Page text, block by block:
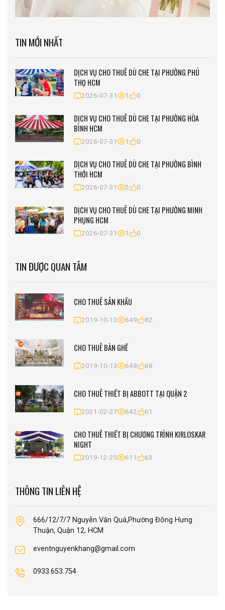
TIN MỚI NHẤT
DỊCH VỤ CHO THUÊ DÙ CHE TẠI PHƯỜNG PHÚ
THỌ HCM
2026-07-31 1 0
DỊCH VỤ CHO THUÊ DÙ CHE TẠI PHƯỜNG HÒA
BÌNH HCM
2026-07-31 1 0
DỊCH VỤ CHO THUÊ DÙ CHE TẠI PHƯỜNG BÌNH
THỚI HCM
2026-07-31 2 0
DỊCH VỤ CHO THUÊ DÙ CHE TẠI PHƯỜNG MINH
PHỤNG HCM
2026-07-31 1 0
TIN ĐƯỢC QUAN TÂM
CHO THUÊ SÂN KHẤU
2019-10-13 649 82
CHO THUÊ BÀN GHẾ
2019-10-13 648 68
CHO THUÊ THIẾT BỊ ABBOTT TẠI QUẬN 2
2021-02-27 642 61
CHO THUÊ THIẾT BỊ CHƯƠNG TRÌNH KIRLOSKAR
NIGHT
2019-12-25 611 63
THÔNG TIN LIÊN HỆ
666/12/7/7 Nguyễn Văn Quá,Phường Đông Hưng
Thuận, Quận 12, HCM
eventnguyenkhang@gmail.com
0933.653.754